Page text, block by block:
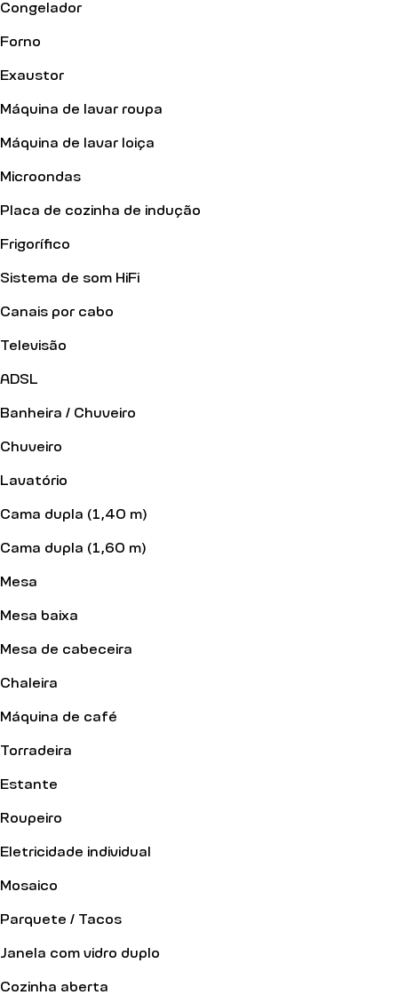
Congelador
Forno
Exaustor
Máquina de lavar roupa
Máquina de lavar loiça
Microondas
Placa de cozinha de indução
Frigorífico
Sistema de som HiFi
Canais por cabo
Televisão
ADSL
Banheira / Chuveiro
Chuveiro
Lavatório
Cama dupla (1,40 m)
Cama dupla (1,60 m)
Mesa
Mesa baixa
Mesa de cabeceira
Chaleira
Máquina de café
Torradeira
Estante
Roupeiro
Eletricidade individual
Mosaico
Parquete / Tacos
Janela com vidro duplo
Cozinha aberta